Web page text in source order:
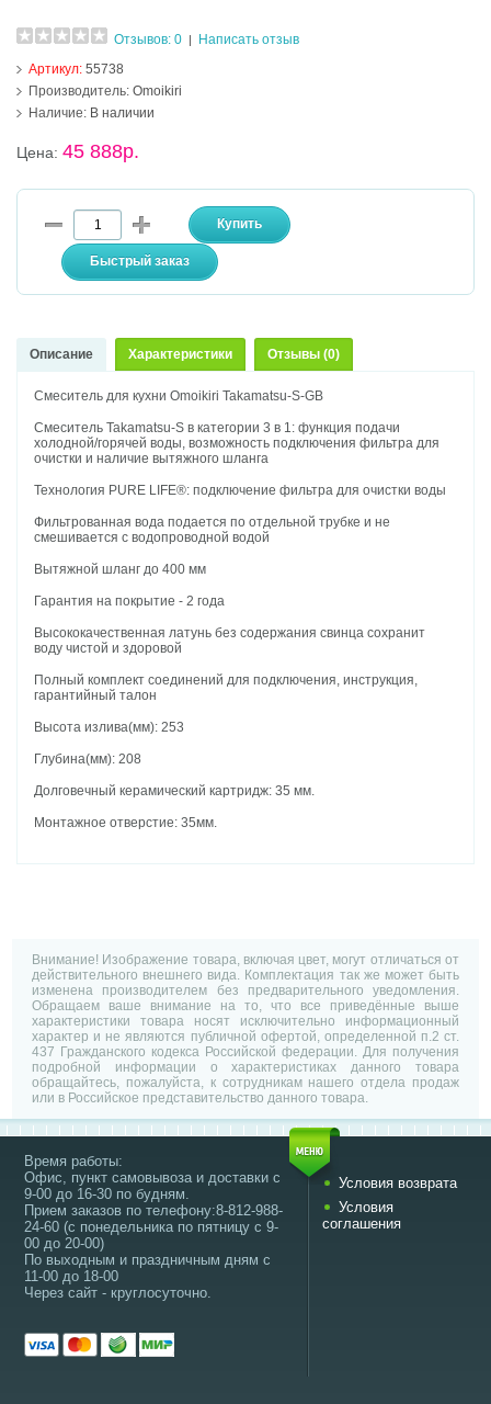
Отзывов: 0
Написать отзыв
Артикул:55738
Производитель: Omoikiri
Наличие: В наличии
Цена:45 888р.
Описание Характеристики Отзывы (0)
Смеситель для кухни Omoikiri Takamatsu-S-GB
Смеситель Takamatsu-S в категории 3 в 1: функция подачи
холодной/горячей воды, возможность подключения фильтра для
очистки и наличие вытяжного шланга
Технология PURE LIFE®: подключение фильтра для очистки воды
Фильтрованная вода подается по отдельной трубке и не
смешивается с водопроводной водой
Вытяжной шланг до 400 мм
Гарантия на покрытие - 2 года
Высококачественная латунь без содержания свинца сохранит
воду чистой и здоровой
Полный комплект соединений для подключения, инструкция,
гарантийный талон
Высота излива(мм): 253
Глубина(мм): 208
Долговечный керамический картридж: 35 мм.
Монтажное отверстие: 35мм.
Внимание! Изображение товара, включая цвет, могут отличаться от
действительного внешнего вида. Комплектация так же может быть
изменена производителем без предварительного уведомления.
Обращаем ваше внимание на то, что все приведённые выше
характеристики товара носят исключительно информационный
характер и не являются публичной офертой, определенной п.2 ст.
437 Гражданского кодекса Российской федерации. Для получения
подробной информации о характеристиках данного товара
обращайтесь, пожалуйста, к сотрудникам нашего отдела продаж
или в Российское представительство данного товара.
Время работы:
Офис, пункт самовывоза и доставки с
9-00 до 16-30 по будням.
Прием заказов по телефону:8-812-988-
24-60 (с понедельника по пятницу с 9-
00 до 20-00)
По выходным и праздничным дням с
11-00 до 18-00
Через сайт - круглосуточно.
Условия возврата
Условия
соглашения